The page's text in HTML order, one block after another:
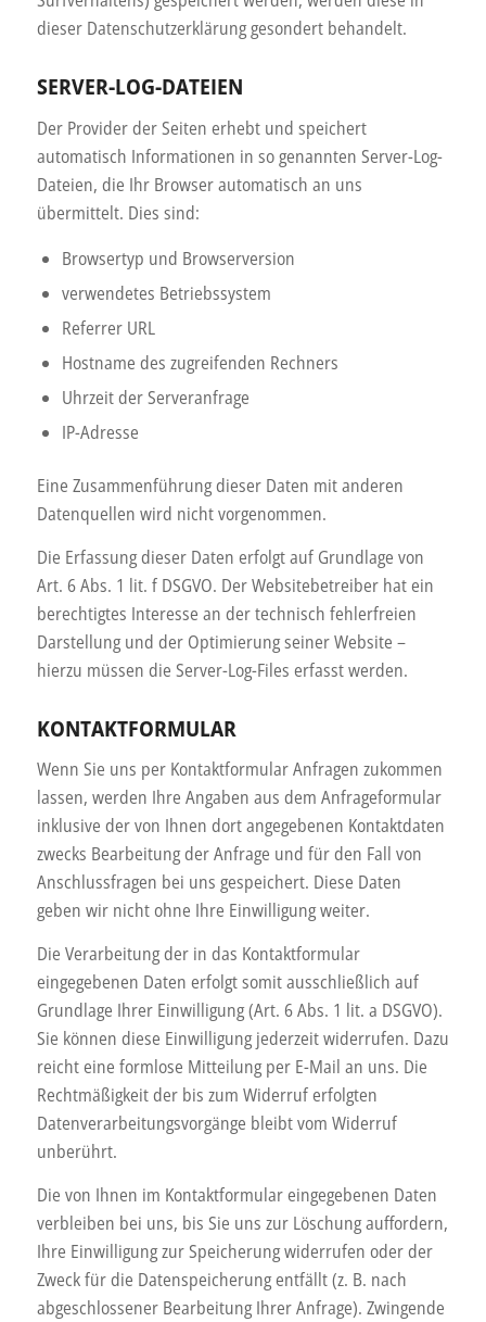
dieser Datenschutzerklärung gesondert behandelt.
SERVER-LOG-DATEIEN
Der Provider der Seiten erhebt und speichert
automatisch Informationen in so genannten Server-Log-
Dateien, die Ihr Browser automatisch an uns
übermittelt. Dies sind:
Browsertyp und Browserversion
verwendetes Betriebssystem
Referrer URL
Hostname des zugreifenden Rechners
Uhrzeit der Serveranfrage
IP-Adresse
Eine Zusammenführung dieser Daten mit anderen
Datenquellen wird nicht vorgenommen.
Die Erfassung dieser Daten erfolgt auf Grundlage von
Art. 6 Abs. 1 lit. f DSGVO. Der Websitebetreiber hat ein
berechtigtes Interesse an der technisch fehlerfreien
Darstellung und der Optimierung seiner Website –
hierzu müssen die Server-Log-Files erfasst werden.
KONTAKTFORMULAR
Wenn Sie uns per Kontaktformular Anfragen zukommen
lassen, werden Ihre Angaben aus dem Anfrageformular
inklusive der von Ihnen dort angegebenen Kontaktdaten
zwecks Bearbeitung der Anfrage und für den Fall von
Anschlussfragen bei uns gespeichert. Diese Daten
geben wir nicht ohne Ihre Einwilligung weiter.
Die Verarbeitung der in das Kontaktformular
eingegebenen Daten erfolgt somit ausschließlich auf
Grundlage Ihrer Einwilligung (Art. 6 Abs. 1 lit. a DSGVO).
Sie können diese Einwilligung jederzeit widerrufen. Dazu
reicht eine formlose Mitteilung per E-Mail an uns. Die
Rechtmäßigkeit der bis zum Widerruf erfolgten
Datenverarbeitungsvorgänge bleibt vom Widerruf
unberührt.
Die von Ihnen im Kontaktformular eingegebenen Daten
verbleiben bei uns, bis Sie uns zur Löschung auffordern,
Ihre Einwilligung zur Speicherung widerrufen oder der
Zweck für die Datenspeicherung entfällt (z. B. nach
abgeschlossener Bearbeitung Ihrer Anfrage). Zwingende